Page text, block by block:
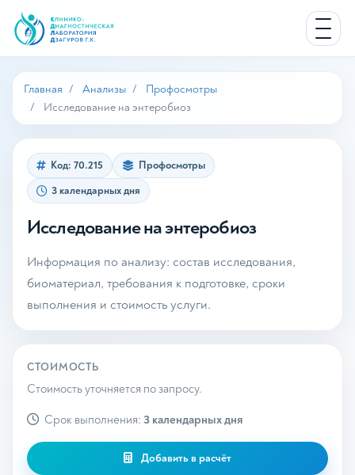
Главная Анализы
Профосмотры
Исследование на энтеробиоз
Код: 70.215
Профосмотры
3 календарных дня
Исследование на энтеробиоз
Информация по анализу: состав исследования,
биоматериал, требования к подготовке, сроки
выполнения и стоимость услуги.
СТОИМОСТЬ
Стоимость уточняется по запросу.
Срок выполнения: 3 календарных дня
Добавить в расчёт